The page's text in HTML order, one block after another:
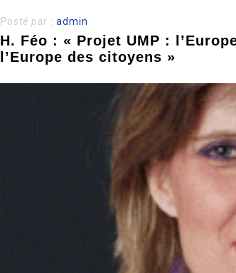
Posté par : admin
H. Féo : « Projet UMP :
l’Europe des citoyens »